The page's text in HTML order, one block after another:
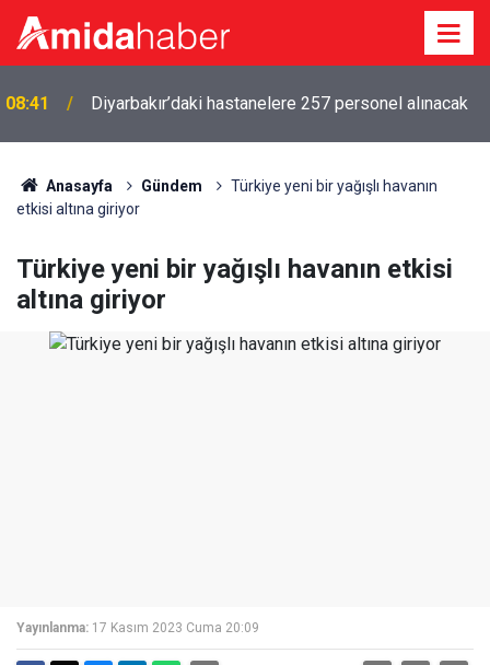
08:41 Diyarbakır’daki hastanelere 257 personel alınacak
Anasayfa Gündem
Türkiye yeni bir yağışlı havanın
etkisi altına giriyor
Türkiye yeni bir yağışlı havanın etkisi
altına giriyor
Yayınlanma: 17 Kasım 2023 Cuma 20:09